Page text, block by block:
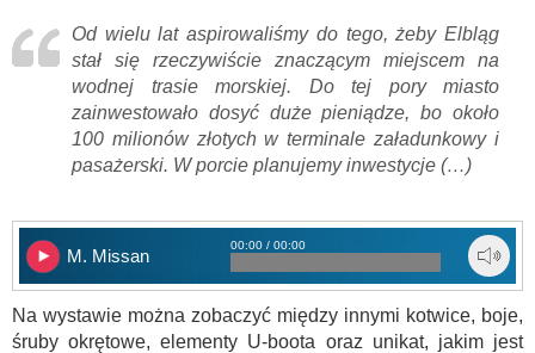
Od wielu lat aspirowaliśmy do tego, żeby Elbląg
stał się rzeczywiście znaczącym miejscem na
wodnej trasie morskiej. Do tej pory miasto
zainwestowało dosyć duże pieniądze, bo około
100 milionów złotych w terminale załadunkowy i
pasażerski. W porcie planujemy inwestycje (…)
M. Missan
00:00 / 00:00
Na wystawie można zobaczyć między innymi kotwice, boje,
śruby okrętowe, elementy U-boota oraz unikat, jakim jest